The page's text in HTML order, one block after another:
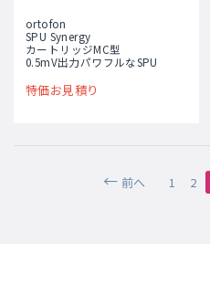
ortofon
SPU Synergy
カートリッジMC型
0.5mV出力パワフルなSPU
特価お見積り
前へ 1 2